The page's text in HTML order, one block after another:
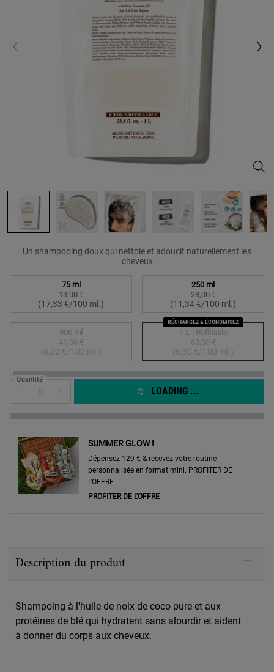
Un shampooing doux qui nettoie et adoucit naturellement les
cheveux
Selected
75 ml
13,00 €
(17,33 €/100 ml.)
, 1 of 4 Selected
250 ml
28,00 €
(11,34 €/100 ml.)
, 2 of 4
Selected
The product variation is out of stock,
500 ml
41,00 €
(8,20 €/100 ml.)
, 3 of 4 Selected
The product
1 L - Refillable
63,00 €
(6,30 €/100 ml.)
RÉCHARGEZ & ÉCONOMISEZ
, 4 of 4
Quantité
LOADING ...
SUMMER GLOW !
Dépensez 129 € & recevez votre routine
personnalisée en format mini. PROFITER DE
L'OFFRE
PROFITER DE L'OFFRE
Description du produit
Shampoing à l'huile de noix de coco pure et aux
protéines de blé qui hydratent sans alourdir et aident
à donner du corps aux cheveux.